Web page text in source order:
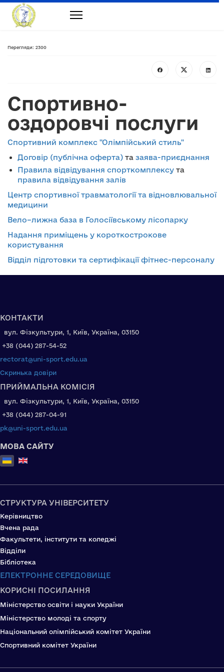
Перегляди: 2300
Спортивно-
оздоровчі послуги
Спортивний комплекс "Олімпійський стиль"
Договір (публічна оферта) та заява-приєднання
Правила відвідування спорткомплексу та
правила відвідування залів
Центр спортивної травматології та відновлювальної
медицини
Вело–лижна база в Голосіївському лісопарку
Надання приміщень у короткострокове
користування
Відділ підготовки та сертифікації фітнес-персоналу
КОНТАКТИ
вул. Фізкультури, 1, Київ, Україна, 03150
+38 (044) 287-54-52
rectorat@uni-sport.edu.ua
Скринька довіри
ПРИЙМАЛЬНА КОМІСІЯ
вул. Фізкультури, 1, Київ, Україна, 03150
+38 (044) 287-04-91
pk@uni-sport.edu.ua
МОВА САЙТУ
Оберіть свою мову
СТРУКТУРА УНІВЕРСИТЕТУ
Керівництво
Вчена рада
Факультети, інститути та коледжі
Відділи
Бібліотека
ЕЛЕКТРОННЕ СЕРЕДОВИЩЕ
КОРИСНІ ПОСИЛАННЯ
Міністерство освіти і науки України
Міністерство молоді та спорту
Національний олімпійський комітет України
Спортивний комітет України